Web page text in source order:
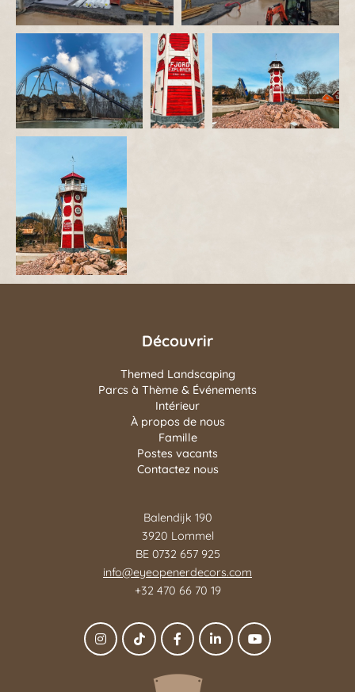
Découvrir
Themed Landscaping
Parcs à Thème & Événements
Intérieur
À propos de nous
Famille
Postes vacants
Contactez nous
Balendijk 190
3920 Lommel
BE 0732 657 925
info@eyeopenerdecors.com
+32 470 66 70 19